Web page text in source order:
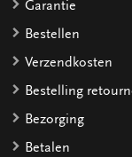
Garantie
Bestellen
Verzendkosten
Bestelling
Bezorging
Betalen